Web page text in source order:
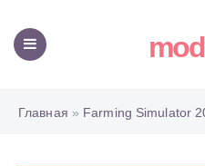
Главная » Farming Simulator